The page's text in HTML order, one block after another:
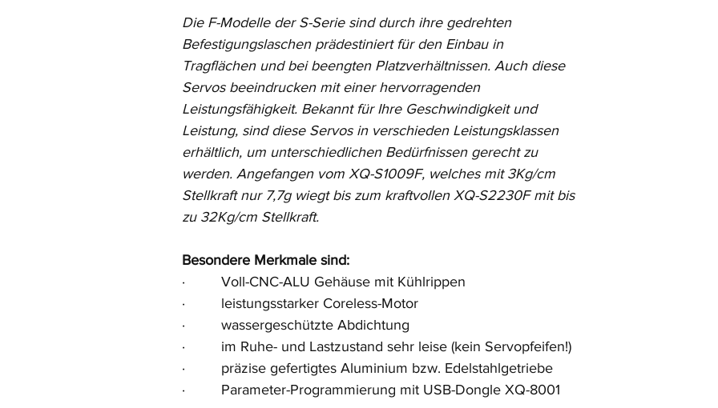
Die F-Modelle der S-Serie sind durch ihre gedrehten
Befestigungslaschen prädestiniert für den Einbau in
Tragflächen und bei beengten Platzverhältnissen. Auch diese
Servos beeindrucken mit einer hervorragenden
Leistungsfähigkeit. Bekannt für Ihre Geschwindigkeit und
Leistung, sind diese Servos in verschieden Leistungsklassen
erhältlich, um unterschiedlichen Bedürfnissen gerecht zu
werden. Angefangen vom XQ-S1009F, welches mit 3Kg/cm
Stellkraft nur 7,7g wiegt bis zum kraftvollen XQ-S2230F mit bis
zu 32Kg/cm Stellkraft.
Besondere Merkmale sind:
·         Voll-CNC-ALU Gehäuse mit Kühlrippen
·         leistungsstarker Coreless-Motor
·         wassergeschützte Abdichtung
·         im Ruhe- und Lastzustand sehr leise (kein Servopfeifen!)
·         präzise gefertigtes Aluminium bzw. Edelstahlgetriebe
·         Parameter-Programmierung mit USB-Dongle XQ-8001